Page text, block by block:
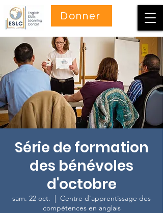
Donner
Série de formation
des bénévoles
d'octobre
sam. 22 oct.
  |
Centre d'apprentissage des
compétences en anglais